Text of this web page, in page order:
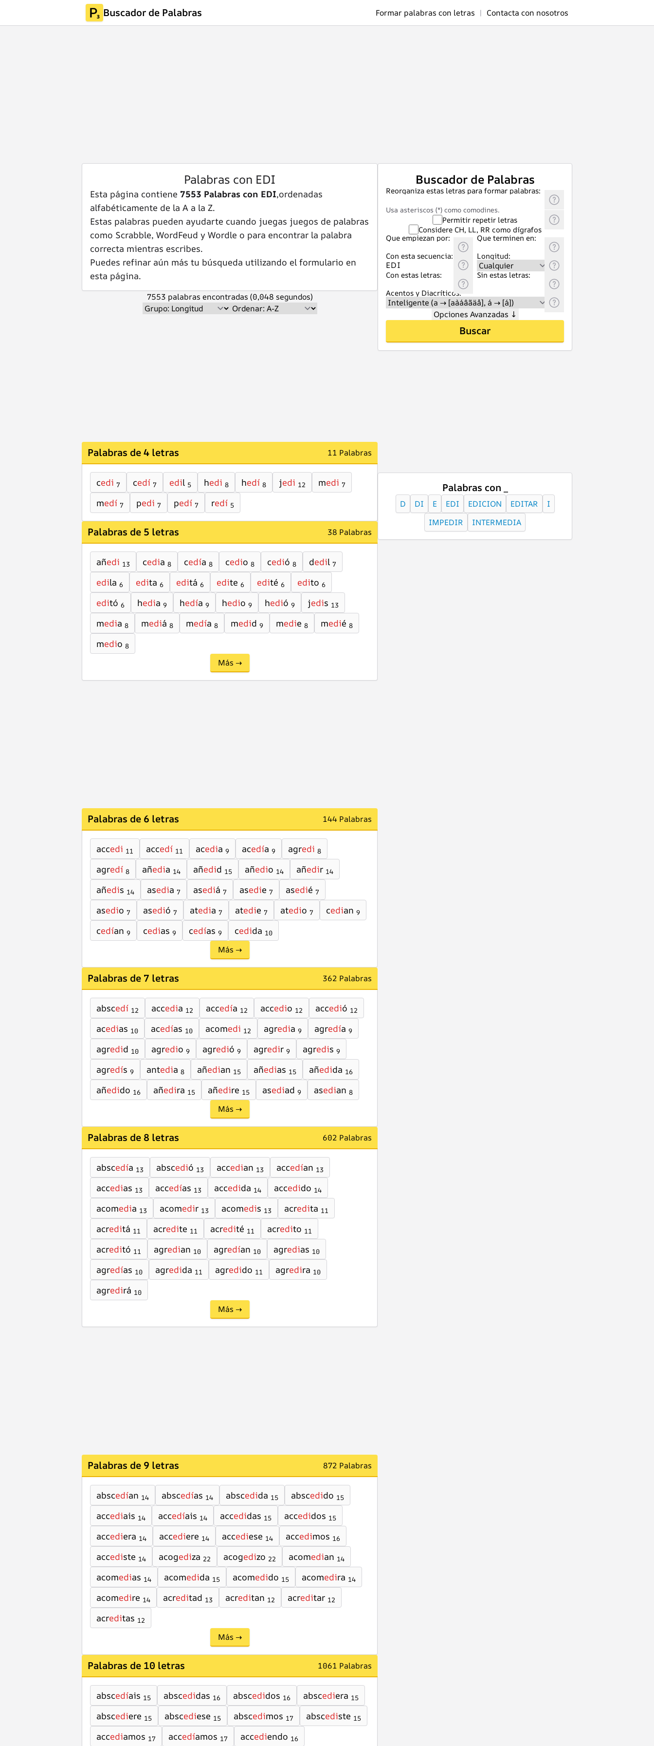
Buscador de Palabras Formar palabras con letras | Contacta con nosotros
Palabras con EDI
Esta página contiene 7553 Palabras con EDI,ordenadas
alfabéticamente de la A a la Z.
Estas palabras pueden ayudarte cuando juegas juegos de palabras
como Scrabble, WordFeud y Wordle o para encontrar la palabra
correcta mientras escribes.
Puedes refinar aún más tu búsqueda utilizando el formulario en
esta página.
7553 palabras encontradas (0,048 segundos)
Palabras de 4 letras 11 Palabras
cedi 7 cedí 7 edil 5 hedi 8 hedí 8 jedi 12 medi 7
medí 7 pedi 7 pedí 7 redí 5
Palabras de 5 letras 38 Palabras
añedi 13 cedia 8 cedía 8 cedio 8 cedió 8 dedil 7
edila 6 edita 6 editá 6 edite 6 edité 6 edito 6
editó 6 hedia 9 hedía 9 hedio 9 hedió 9 jedis 13
media 8 mediá 8 medía 8 medid 9 medie 8 medié 8
medio 8
Más →
Palabras de 6 letras 144 Palabras
accedi 11 accedí 11 acedia 9 acedía 9 agredi 8
agredí 8 añedia 14 añedid 15 añedio 14 añedir 14
añedis 14 asedia 7 asediá 7 asedie 7 asedié 7
asedio 7 asedió 7 atedia 7 atedie 7 atedio 7 cedian 9
cedían 9 cedias 9 cedías 9 cedida 10
Más →
Palabras de 7 letras 362 Palabras
abscedí 12 accedia 12 accedía 12 accedio 12 accedió 12
acedias 10 acedías 10 acomedi 12 agredia 9 agredía 9
agredid 10 agredio 9 agredió 9 agredir 9 agredis 9
agredís 9 antedia 8 añedian 15 añedias 15 añedida 16
añedido 16 añedira 15 añedire 15 asediad 9 asedian 8
Más →
Palabras de 8 letras 602 Palabras
abscedía 13 abscedió 13 accedian 13 accedían 13
accedias 13 accedías 13 accedida 14 accedido 14
acomedia 13 acomedir 13 acomedis 13 acredita 11
acreditá 11 acredite 11 acredité 11 acredito 11
acreditó 11 agredian 10 agredían 10 agredias 10
agredías 10 agredida 11 agredido 11 agredira 10
agredirá 10
Más →
Palabras de 9 letras 872 Palabras
abscedían 14 abscedías 14 abscedida 15 abscedido 15
accediais 14 accedíais 14 accedidas 15 accedidos 15
accediera 14 accediere 14 accediese 14 accedimos 16
accediste 14 acogediza 22 acogedizo 22 acomedian 14
acomedias 14 acomedida 15 acomedido 15 acomedira 14
acomedire 14 acreditad 13 acreditan 12 acreditar 12
acreditas 12
Más →
Palabras de 10 letras 1061 Palabras
abscedíais 15 abscedidas 16 abscedidos 16 abscediera 15
abscediere 15 abscediese 15 abscedimos 17 abscediste 15
accediamos 17 accedíamos 17 accediendo 16
Buscador de Palabras
Reorganiza estas letras para formar palabras:
Usa asteriscos (*) como comodines.
Permitir repetir letras
Considere CH, LL, RR como dígrafos
Que empiezan por:
Que terminen en:
Con esta secuencia:
Longitud:
Con estas letras:
Sin estas letras:
Acentos y Diacríticos:
Opciones Avanzadas ↓
Buscar
Palabras con _
D DI E EDI EDICION EDITAR
I
IMPEDIR
INTERMEDIA